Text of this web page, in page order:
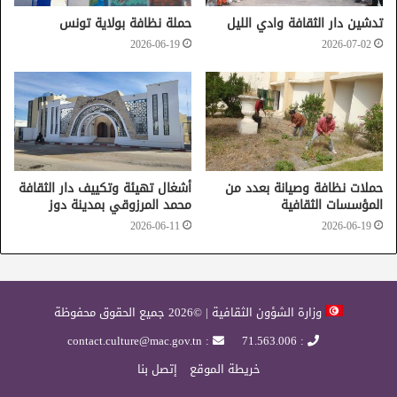
باجة
تدشين دار الثقافة وادي الليل
2026-07-02
حملة نظافة بولاية تونس
2026-06-19
حملات نظافة وصيانة بعدد من
المؤسسات الثقافية
2026-06-19
أشغال تهيئة وتكييف دار الثقافة
محمد المرزوقي بمدينة دوز
2026-06-11
وزارة الشؤون الثقافية | ©2026 جميع الحقوق محفوظة
: 71.563.006
: contact.culture@mac.gov.tn
خريطة الموقع
إتصل بنا